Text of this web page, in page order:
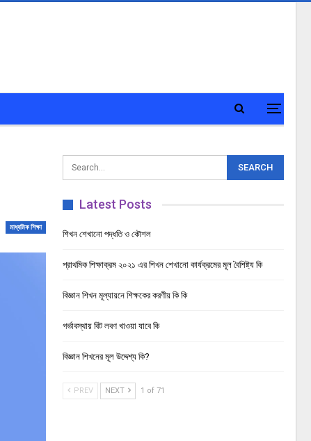
মাধ্যমিক শিক্ষা
Latest Posts
শিখন শেখানো পদ্ধতি ও কৌশল
প্রাথমিক শিক্ষাক্রম ২০২১ এর শিখন শেখানো কার্যক্রমের মূল বৈশিষ্ট্য কি
বিজ্ঞান শিখন মূল্যায়নে শিক্ষকের করণীয় কি কি
গর্ভাবস্থায় বিট লবণ খাওয়া যাবে কি
বিজ্ঞান শিখনের মূল উদ্দেশ্য কি?
PREV NEXT 1 of 71